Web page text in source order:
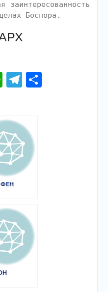
заинтересованность
Боспора.
WhatsApp
Telegram